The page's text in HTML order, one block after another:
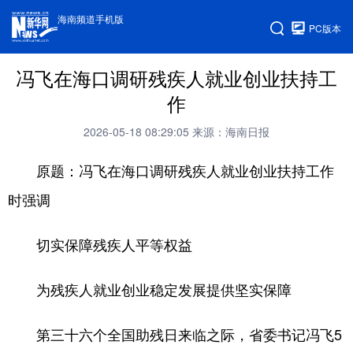
海南频道手机版
PC版本
冯飞在海口调研残疾人就业创业扶持工
作
2026-05-18 08:29:05 来源：海南日报
原题：冯飞在海口调研残疾人就业创业扶持工作
时强调
切实保障残疾人平等权益
为残疾人就业创业稳定发展提供坚实保障
第三十六个全国助残日来临之际，省委书记冯飞5